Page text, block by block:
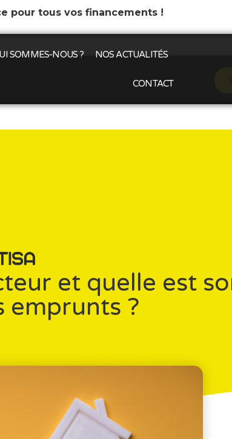
pour tous vos financements !
SOMMES-NOUS ? NOS ACTUALITÉS
CONTACT
et quelle est
emprunts ?